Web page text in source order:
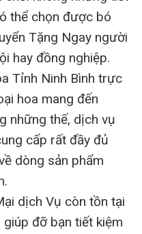
thể chọn được bó
Tặng Ngay người
hay đồng nghiệp.
Tỉnh Ninh Bình trực
hoa mang đến
những thế, dịch vụ
cấp rất đầy đủ
dòng sản phẩm
dịch Vụ còn tồn tại
đỡ bạn tiết kiệm